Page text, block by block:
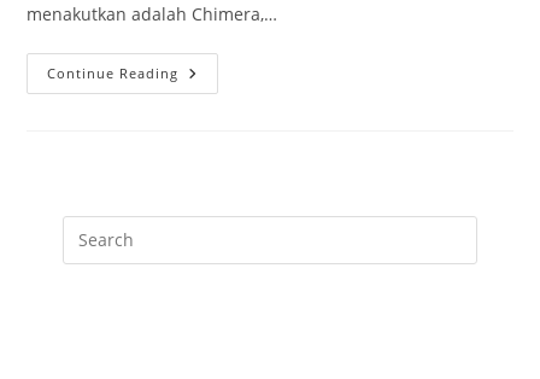
menakutkan adalah Chimera,…
Continue Reading Chimera:
Makhluk